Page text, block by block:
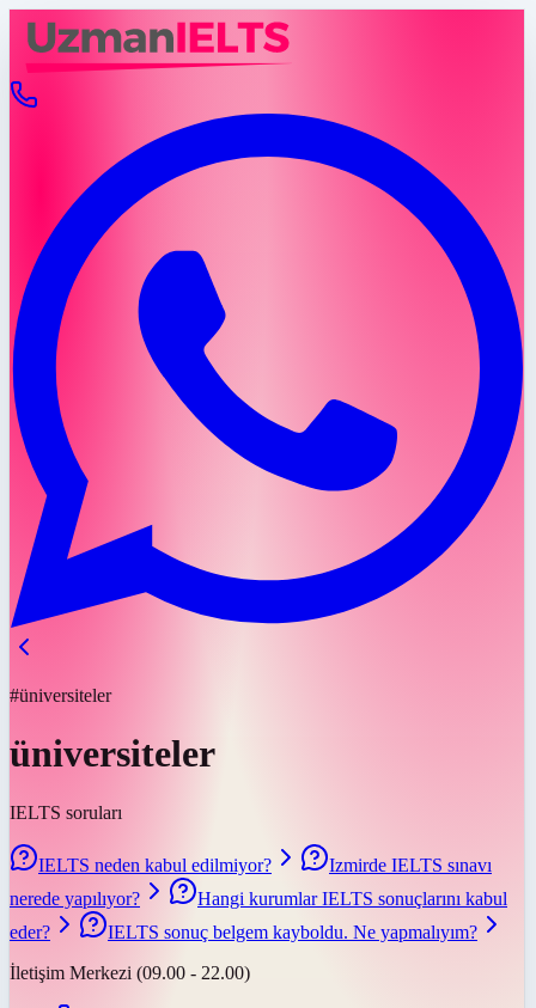
#üniversiteler
üniversiteler
IELTS soruları
IELTS neden kabul edilmiyor?
Izmirde IELTS sınavı
nerede yapılıyor?
Hangi kurumlar IELTS sonuçlarını kabul
eder?
IELTS sonuç belgem kayboldu. Ne yapmalıyım?
İletişim Merkezi (09.00 - 22.00)